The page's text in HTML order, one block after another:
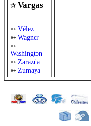
✰ Vargas
➳ Vélez
➳ Wagner
➳
Washington
➳ Zarazúa
➳ Zumaya